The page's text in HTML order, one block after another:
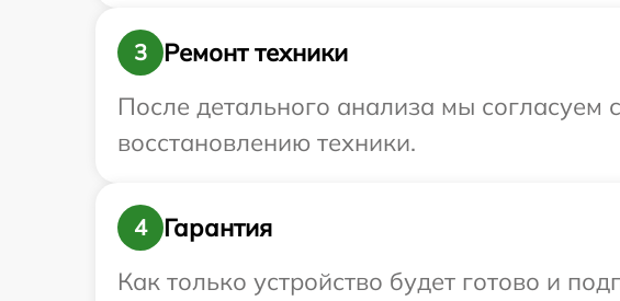
3
Ремонт техники
После детального анализа мы согласуем
восстановлению техники.
4
Гарантия
Как только устройство будет готово и